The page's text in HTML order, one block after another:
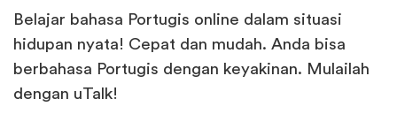
Belajar bahasa Portugis online dalam situasi
hidupan nyata! Cepat dan mudah. Anda bisa
berbahasa Portugis dengan keyakinan. Mulailah
dengan uTalk!